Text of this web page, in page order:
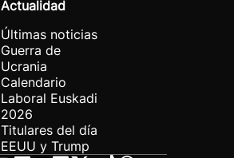
Actualidad
Últimas noticias
Guerra de
Ucrania
Calendario
Laboral Euskadi
2026
Titulares del día
EEUU y Trump